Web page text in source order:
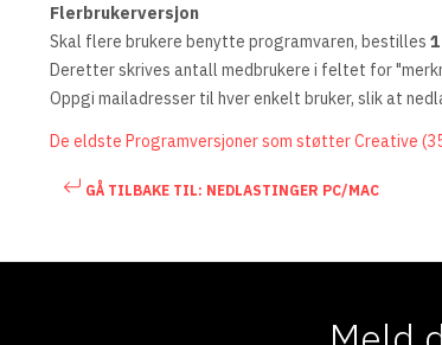
Flerbrukerversjon
Skal flere brukere benytte programvaren, bestilles
Deretter skrives antall medbrukere i feltet for
Oppgi mailadresser til hver enkelt bruker, slik at
De eldste Programversjoner som støtter Creative
GÅ TILBAKE TIL: NEDLASTINGER PC/MAC